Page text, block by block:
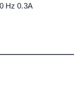
Hz 0.3A